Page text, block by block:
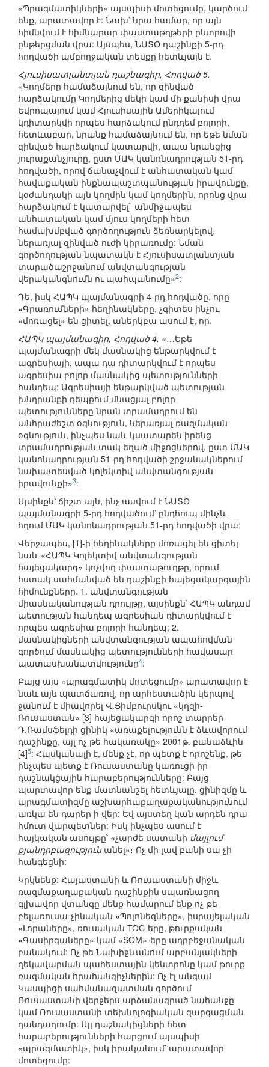
«Պրագմատիկների» այսպիսի մոտեցումը, կարծում
ենք, արատավոր է: Նախ՝ նրա համար, որ այն
հիմնվում է հիմնարար փաստաթղթերի ընտրովի
ընթերցման վրա: Այսպես, ՆԱՏՕ դաշինքի 5-րդ
հոդվածի ամբողջական տեսքը հետևյալն է.
Հյուսիսատլանտյան դաշնագիր, Հոդված 5.
«Կողմերը համաձայնում են, որ զինված
հարձակումը Կողմերից մեկի կամ մի քանիսի վրա
Եվրոպայում կամ Հյուսիսային Ամերիկայում
կդիտարկվի որպես հարձակում ընդդեմ բոլորի,
հետևաբար, նրանք համաձայնում են, որ եթե նման
զինված հարձակում կատարվի, ապա նրանցից
յուրաքանչյուրը, ըստ ՄԱԿ կանոնադրության 51-րդ
հոդվածի, որով ճանաչվում է անհատական կամ
հավաքական ինքնապաշտպանության իրավունքը,
կօժանդակի այն կողմին կամ կողմերին, որոնց վրա
հարձակում է կատարվել` անմիջապես
անհատական կամ մյուս կողմերի հետ
համախմբված գործողություն ձեռնարկելով,
ներառյալ զինված ուժի կիրառումը: Նման
գործողության նպատակն է Հյուսիսատլանտյան
տարածաշրջանում անվտանգության
վերականգնումն ու պահպանումը»2:
Դե, իսկ ՀԱՊԿ պայմանագրի 4-րդ հոդվածը, որը
«Գրառումների» հեղինակները, չգիտես ինչու,
«մոռացել» են ցիտել, աներկբա ասում է, որ.
ՀԱՊԿ պայմանագիր, Հոդված 4. «…Եթե
պայմանագրի մեկ մասնակից ենթարկվում է
ագրեսիայի, ապա դա դիտարկվում է որպես
ագրեսիա բոլոր մասնակից պետությունների
հանդեպ: Ագրեսիայի ենթարկված պետության
խնդրանքի դեպքում մնացյալ բոլոր
պետությունները նրան տրամադրում են
անհրաժեշտ օգնություն, ներառյալ ռազմական
օգնություն, ինչպես նաև կսատարեն իրենց
տրամադրության տակ եղած միջոցներով, ըստ ՄԱԿ
կանոնադրության 51-րդ հոդվածի շրջանակներում
նախատեսված կոլեկտիվ անվտանգության
իրավունքի»3:
Այսինքն՝ ճիշտ այն, ինչ ասվում է ՆԱՏՕ
պայմանագրի 5-րդ հոդվածում՝ ընդհուպ մինչև
հղում ՄԱԿ կանոնադրության 51-րդ հոդվածի վրա:
Վերջապես, [1]-ի հեղինակները մոռացել են ցիտել
նաև «ՀԱՊԿ Կոլեկտիվ անվտանգության
հայեցակարգ» կոչվող փաստաթուղթը, որում
հստակ սահմանված են դաշինքի հայեցակարգային
հիմունքները. 1. անվտանգության
միասնականության դրույթը, այսինքն՝ ՀԱՊԿ անդամ
պետության հանդեպ ագրեսիան դիտարկվում է
որպես ագրեսիա բոլորի հանդեպ; 2.
մասնակիցների անվտանգության ապահովման
գործում մասնակից պետությունների հավասար
պատասխանատվությունը4:
Բայց այս «պրագմատիկ մոտեցումը» արատավոր է
նաև այն պատճառով, որ արհեստածին կերպով
ջանում է միավորել Վ.Ցիմբուրսկու «կղզի-
Ռուսաստան» [3] հայեցակարգի որոշ տարրեր
Դ.Ռամսֆելդի ցինիկ «առաքելությունն է ձևավորում
դաշինքը, այլ ոչ թե հակառակը» 2001թ. բանաձևին
[4]5: Հասկանալի է, մենք չէ, որ պետք է որոշենք, թե
ինչպես պետք է Ռուսաստանը կառուցի իր
դաշնակցային հարաբերությունները: Բայց
պարտավոր ենք մատնանշել հետևյալը. ցինիզմը և
պրագմատիզմը աշխարհաքաղաքականությունում
առկա են դարեր ի վեր: Եվ այստեղ կան արդեն դրա
հմուտ վարպետներ: Իսկ ինչպես ասում է
հայկական ասույթը՝ «չարժե սատանի մայլում
քյանդրբազությունանել»։ Ոչ մի լավ բանի սա չի
հանգեցնի:
Կրկնենք: Հայաստանի և Ռուսաստանի միջև
ռազմաքաղաքական դաշինքին սպառնացող
գլխավոր վտանգը մենք համարում ենք ոչ թե
բելառուսա-չինական «Պոլոնեզները», իսրայելական
«Լորաները», ռուսական ТОС-երը, թուրքական
«Գասիրգաները» կամ «SOM»-երը ադրբեջանական
բանակում: Ոչ թե Նախիջևանում արբանյակների
ղեկավարման պահեստային կենտրոնը կամ թուրք
ռազմական հրահանգիչներին: Ոչ էլ անգամ
Կասպիցի սահմանազատման գործում
Ռուսաստանի վերջերս արձանագրած նահանջը
կամ Ռուսաստանի տեխնոլոգիական զարգացման
դանդաղումը: Այլ դաշնակիցների հետ
հարաբերությունների հարցում այսպիսի
«պրագմատիկ», իսկ իրականում՝ արատավոր
մոտեցումը: